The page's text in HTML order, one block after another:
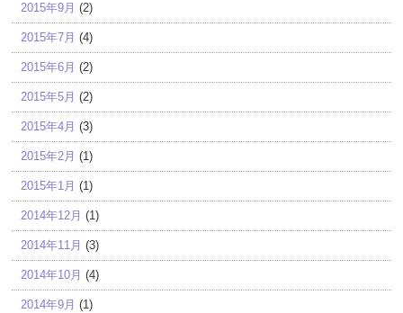
2015年9月 (2)
2015年7月 (4)
2015年6月 (2)
2015年5月 (2)
2015年4月 (3)
2015年2月 (1)
2015年1月 (1)
2014年12月 (1)
2014年11月 (3)
2014年10月 (4)
2014年9月 (1)